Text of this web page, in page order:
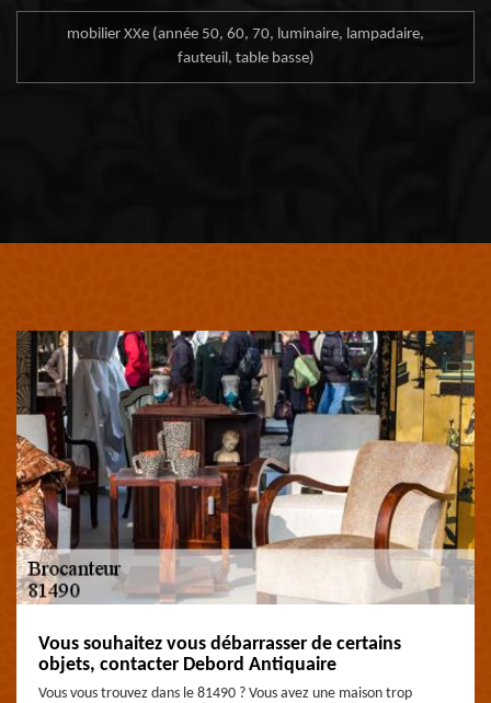
mobilier XXe (année 50, 60, 70, luminaire, lampadaire,
fauteuil, table basse)
Vous souhaitez vous débarrasser de certains
objets, contacter Debord Antiquaire
Vous vous trouvez dans le 81490 ? Vous avez une maison trop